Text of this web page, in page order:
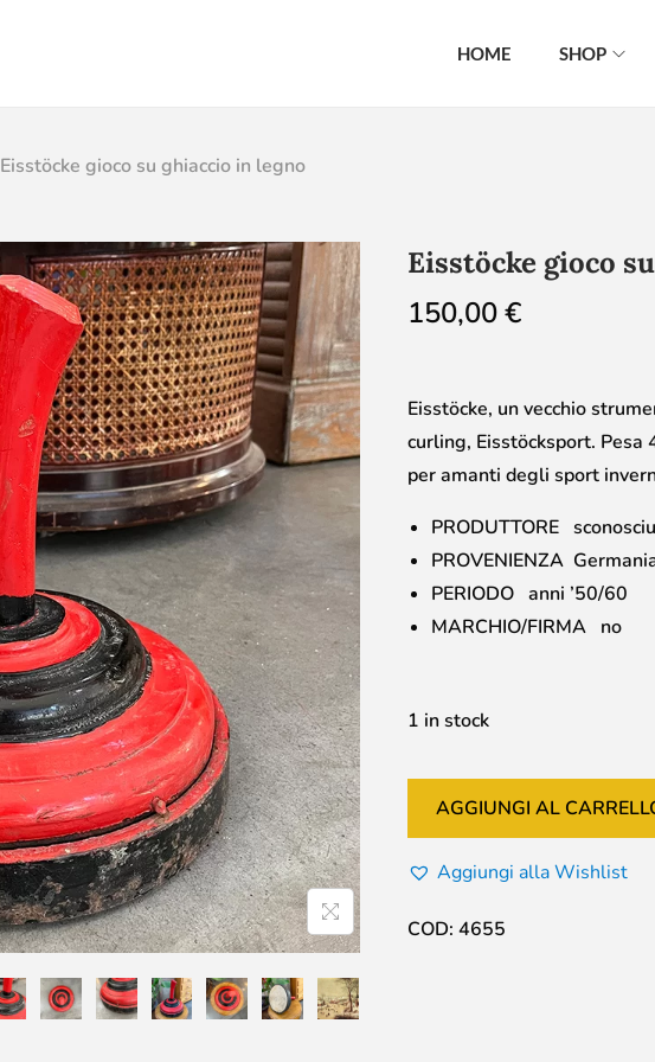
HOME SHOP
Eisstöcke gioco su ghiaccio in legno
Eisstöcke gioco
150,00€
Eisstöcke, un vecchio
curling, Eisstöcksport. Pesa
per amanti degli sport
PRODUTTORE
PROVENIENZA
PERIODO anni ’50/60
MARCHIO/FIRMA no
1 in stock
AGGIUNGI AL
Aggiungi alla Wishlist
COD: 4655